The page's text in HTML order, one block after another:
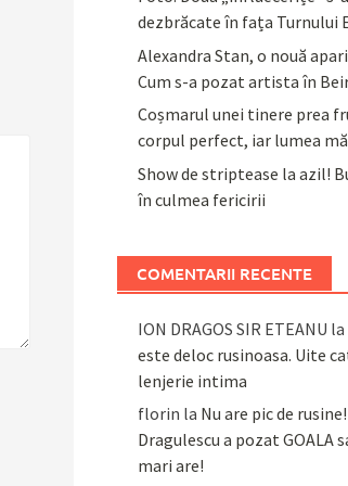
dezbrăcate în fața Turnului
Alexandra Stan, o nouă
Cum s-a pozat artista în
Coșmarul unei tinere prea
corpul perfect, iar lumea
Show de striptease la azil!
în culmea fericirii
COMENTARII RECENTE
ION DRAGOS SIR ETEANU la
este deloc rusinoasa. Uite
lenjerie intima
florin la Nu are pic de
Dragulescu a pozat GOALA
mari are!